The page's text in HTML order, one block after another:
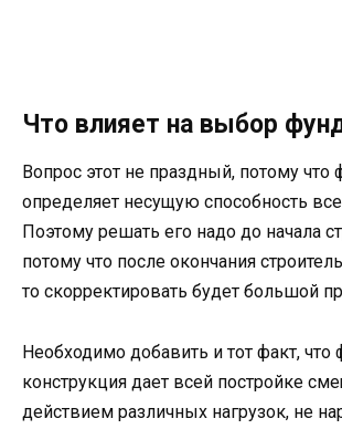
Что влияет на выбор
Вопрос этот не праздный, потому что
определяет несущую способность
Поэтому решать его надо до начала
потому что после окончания
то скорректировать будет большой
Необходимо добавить и тот факт, что
конструкция дает всей постройке
действием различных нагрузок, не